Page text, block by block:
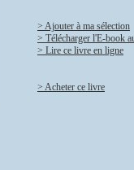
> Ajouter à ma sélection
> Télécharger l'E-book
> Lire ce livre en ligne
> Acheter ce livre